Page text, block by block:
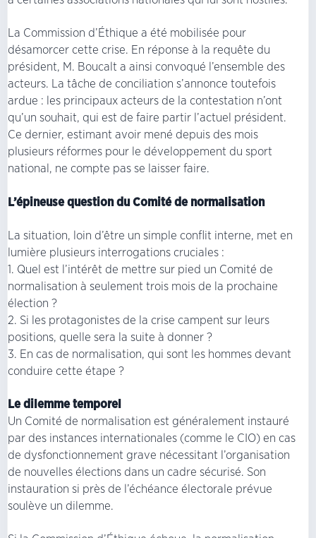
La Commission d’Éthique a été mobilisée pour
désamorcer cette crise. En réponse à la requête du
président, M. Boucalt a ainsi convoqué l’ensemble des
acteurs. La tâche de conciliation s’annonce toutefois
ardue : les principaux acteurs de la contestation n’ont
qu’un souhait, qui est de faire partir l’actuel président.
Ce dernier, estimant avoir mené depuis des mois
plusieurs réformes pour le développement du sport
national, ne compte pas se laisser faire.
L’épineuse question du Comité de normalisation
La situation, loin d’être un simple conflit interne, met en
lumière plusieurs interrogations cruciales :
1. Quel est l’intérêt de mettre sur pied un Comité de
normalisation à seulement trois mois de la prochaine
élection ?
2. Si les protagonistes de la crise campent sur leurs
positions, quelle sera la suite à donner ?
3. En cas de normalisation, qui sont les hommes devant
conduire cette étape ?
Le dilemme temporel
Un Comité de normalisation est généralement instauré
par des instances internationales (comme le CIO) en cas
de dysfonctionnement grave nécessitant l’organisation
de nouvelles élections dans un cadre sécurisé. Son
instauration si près de l’échéance électorale prévue
soulève un dilemme.